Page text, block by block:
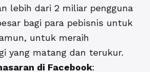
lebih dari 2 miliar pengguna
bagi para pebisnis untuk
untuk meraih
yang matang dan terukur.
di Facebook: